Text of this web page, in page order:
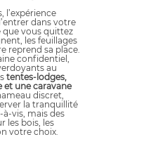
l’expérience
dans votre
que vous quittez
les feuillages
reprend sa place.
confidentiel,
au
tentes-lodges,
une caravane
discret,
la tranquillité
vis, mais des
les bois, les
votre choix.